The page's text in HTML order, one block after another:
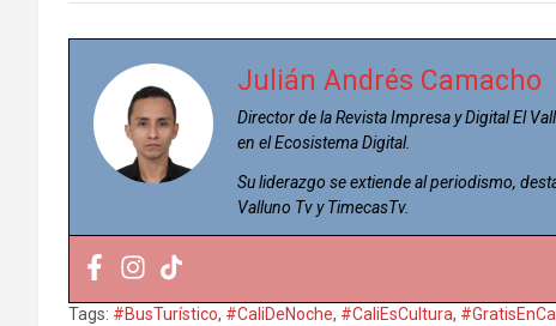
Julián Andrés Camacho
Director de la Revista Impresa y Digital El
en el Ecosistema Digital.
Su liderazgo se extiende al periodismo,
Valluno Tv y TimecasTv.
Tags: #BusTurístico, #CaliDeNoche, #CaliEsCultura,